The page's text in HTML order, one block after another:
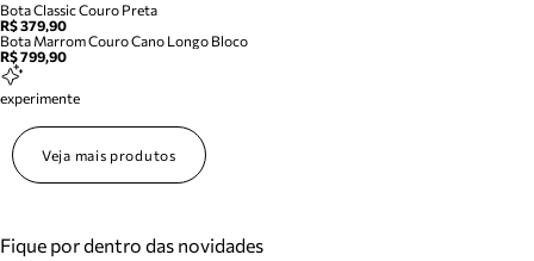
Bota Classic Couro Preta
R$ 379,90
Bota Marrom Couro Cano Longo Bloco
R$ 799,90
experimente
Veja mais produtos
Fique por dentro das novidades